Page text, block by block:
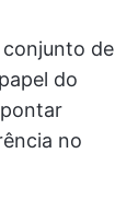
de
do
no